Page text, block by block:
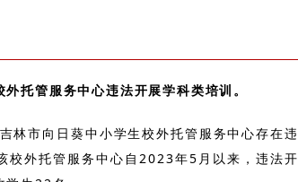
托管服务中心违法开展学科类培训。
林市向日葵中小学生校外托管服务中心存在违
校外托管服务中心自2023年5月以来，违法开